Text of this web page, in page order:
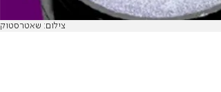
צילום: שאטרסטוק